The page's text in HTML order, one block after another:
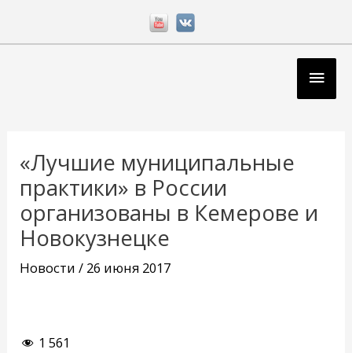
«Лучшие муниципальные
практики» в России
организованы в Кемерове и
Новокузнецке
Новости / 26 июня 2017
1 561
записям